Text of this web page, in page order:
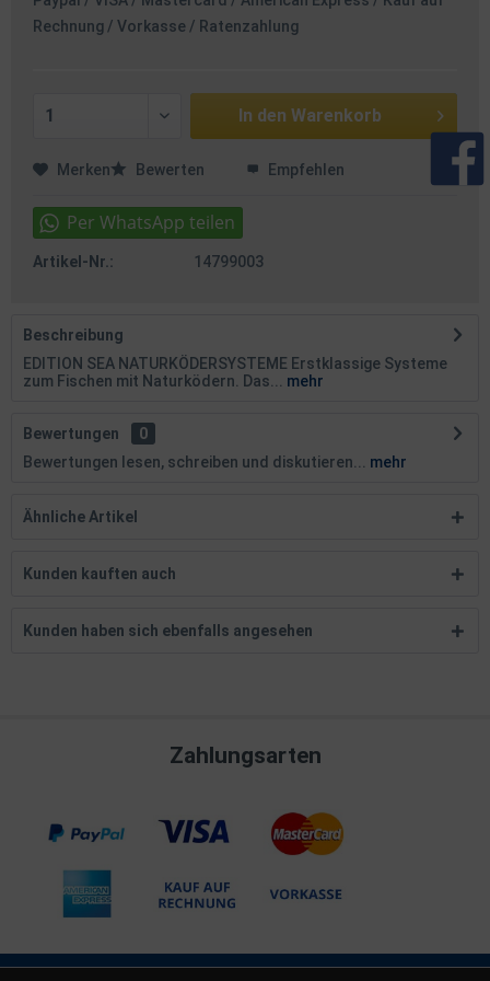
Rechnung / Vorkasse / Ratenzahlung
In den Warenkorb
Merken Bewerten Empfehlen
Artikel-Nr.: 14799003
Beschreibung
EDITION SEA NATURKÖDERSYSTEME Erstklassige Systeme
zum Fischen mit Naturködern. Das...
mehr
Bewertungen
0
Bewertungen lesen, schreiben und diskutieren...
mehr
Ähnliche Artikel
Kunden kauften auch
Kunden haben sich ebenfalls angesehen
Zahlungsarten